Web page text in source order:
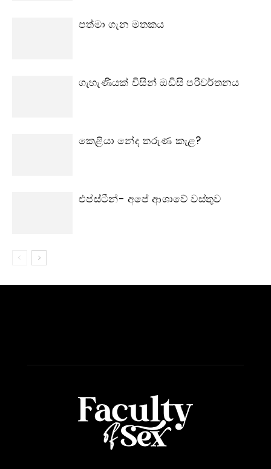
පත්මා ගැන මතකය
ගැහැණියක් විසින් ඔඩිසි පරිවර්තනය
කෙළියා නේද තරුණ කැළ?
එප්ස්ටීන්- අපේ ආශාවේ වස්තුව